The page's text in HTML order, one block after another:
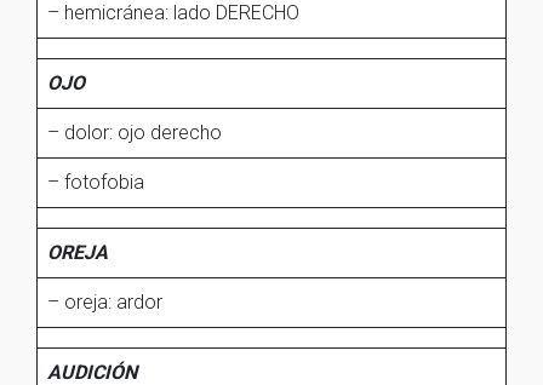
– hemicránea: lado DERECHO
OJO
– dolor: ojo derecho
– fotofobia
OREJA
– oreja: ardor
AUDICIÓN